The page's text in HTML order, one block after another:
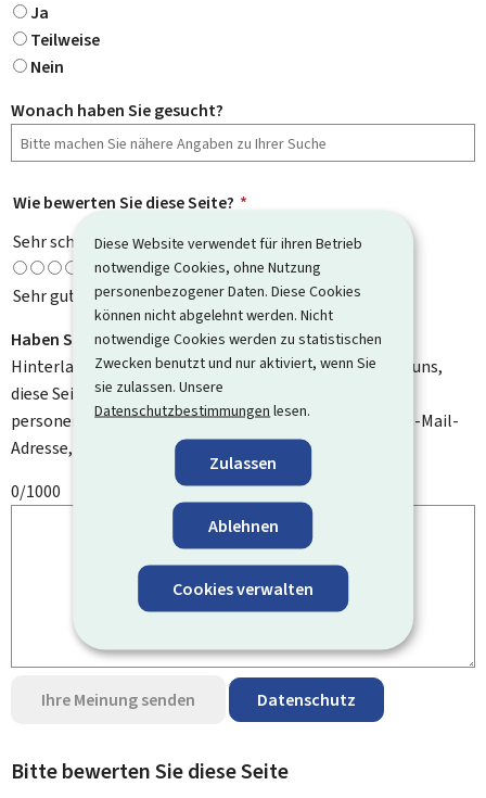
Diese Website verwendet für ihren Betrieb
notwendige Cookies, ohne Nutzung
personenbezogener Daten. Diese Cookies
können nicht abgelehnt werden. Nicht
notwendige Cookies werden zu statistischen
Zwecken benutzt und nur aktiviert, wenn Sie
sie zulassen. Unsere
Datenschutzbestimmungen lesen.
Zulassen
Ablehnen
Cookies verwalten
Ja
Teilweise
Nein
Wonach haben Sie gesucht?
Wie bewerten Sie diese Seite? *
Sehr schlecht
Sehr gut
Haben Sie Verbesserungsvorschläge?
Hinterlassen Sie uns einen Kommentar und helfen Sie uns,
diese Seite zu verbessern. Bitte geben Sie keine
personenbezogenen Daten an, wie zum Beispiel Ihre E-Mail-
Adresse, Ihren Namen oder Ihre Telefonnummer.
0/1000
Ihre Meinung senden Datenschutz
Bitte bewerten Sie diese Seite